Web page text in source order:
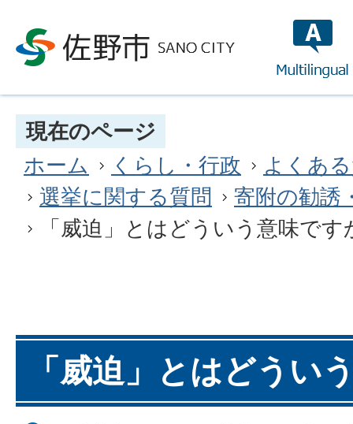
現在のページ
ホーム
くらし・行政
よくあ
選挙に関する質問
寄附の勧誘
「威迫」とはどういう意味です
「威迫」とはどうい